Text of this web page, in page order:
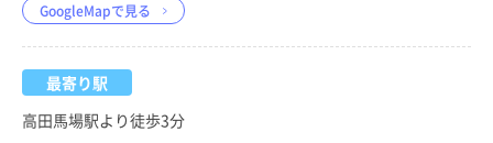
GoogleMapで見る
最寄り駅
高田馬場駅より徒歩3分